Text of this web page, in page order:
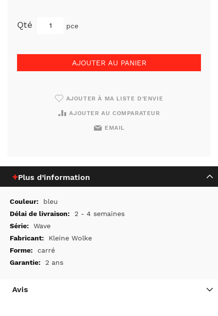
Qté pce
AJOUTER AU PANIER
AJOUTER À MA LISTE D’ENVIE
AJOUTER AU COMPARATEUR
EMAIL
Plus d’information
Plus
d’information
bleu
2 - 4 semaines
Wave
Kleine Wolke
carré
2 ans
Avis